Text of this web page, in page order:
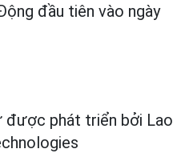
đầu tiên vào ngày
được phát triển bởi Lao